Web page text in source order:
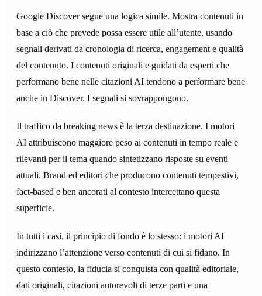
Google Discover segue una logica simile. Mostra contenuti in
base a ciò che prevede possa essere utile all’utente, usando
segnali derivati da cronologia di ricerca, engagement e qualità
del contenuto. I contenuti originali e guidati da esperti che
performano bene nelle citazioni AI tendono a performare bene
anche in Discover. I segnali si sovrappongono.
Il traffico da breaking news è la terza destinazione. I motori
AI attribuiscono maggiore peso ai contenuti in tempo reale e
rilevanti per il tema quando sintetizzano risposte su eventi
attuali. Brand ed editori che producono contenuti tempestivi,
fact-based e ben ancorati al contesto intercettano questa
superficie.
In tutti i casi, il principio di fondo è lo stesso: i motori AI
indirizzano l’attenzione verso contenuti di cui si fidano. In
questo contesto, la fiducia si conquista con qualità editoriale,
dati originali, citazioni autorevoli di terze parti e una